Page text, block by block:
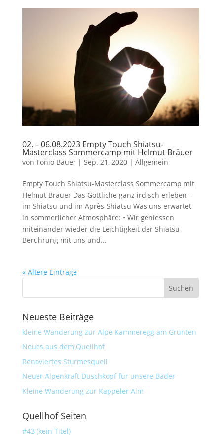
02. – 06.08.2023 Empty Touch Shiatsu-
Masterclass Sommercamp mit Helmut Bräuer
von Tonio Bauer| Sep. 21, 2020| Allgemein
Empty Touch Shiatsu-Masterclass Sommercamp mit
Helmut Bräuer Das Göttliche ganz irdisch erleben –
im Shiatsu und im Après-Shiatsu Was uns erwartet
in sommerlicher Atmosphäre: • Wir geniessen
miteinander wieder die Leichtigkeit der Shiatsu-
Berührung mit uns und...
« Ältere Einträge
Neueste Beiträge
kleine Wanderung zur Alpe Kammeregg am Grünten
Neues aus dem Quellhof
Renoviertes Sturmesquell
Neuer Alpenkraft Duschkopf für unsere Bäder
Kleine Wanderung zur Kappeler Alm
Quellhof Seiten
#43 (kein Titel)